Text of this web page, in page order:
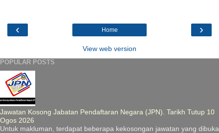
‹ ›
Home
View web version
POPULAR POSTS
Jawatan Kosong Jabatan Pendaftaran Negara (JPN). Tarikh Tutup 10
Ogos 2026
Untuk makluman, terdapat beberapa kekosongan jawatan yang dibuka